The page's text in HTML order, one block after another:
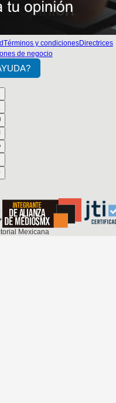
Términos y condicionesDirectrices
de negocio
Mexicana